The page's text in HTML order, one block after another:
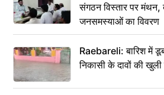
संगठन विस्तार पर मंथन,
जनसमस्याओं का विवरण
Raebareli: बारिश में
निकासी के दावों की खुली